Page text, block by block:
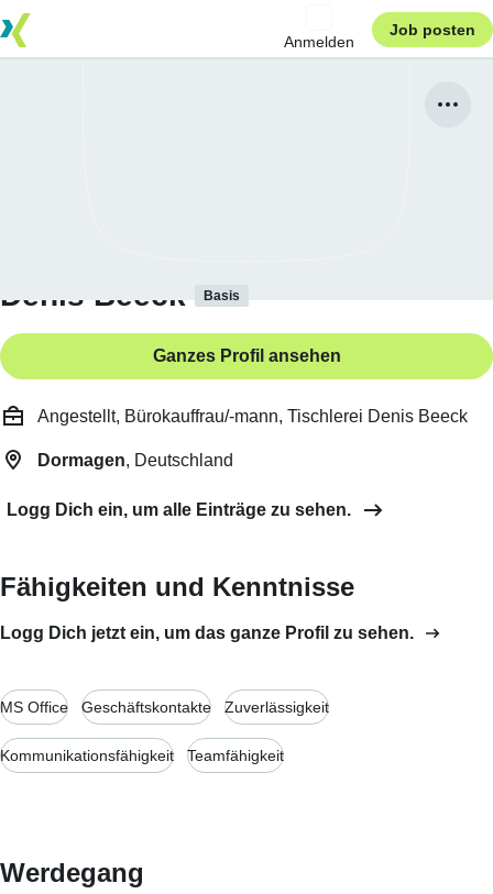
Anmelden
Job posten
Denis Beeck Basis
Ganzes Profil ansehen
Angestellt, Bürokauffrau/-mann, Tischlerei Denis Beeck
Dormagen, Deutschland
Logg Dich ein, um alle Einträge zu sehen.
Fähigkeiten und Kenntnisse
Logg Dich jetzt ein, um das ganze Profil zu sehen.
MS Office Geschäftskontakte Zuverlässigkeit
Kommunikationsfähigkeit Teamfähigkeit
Werdegang